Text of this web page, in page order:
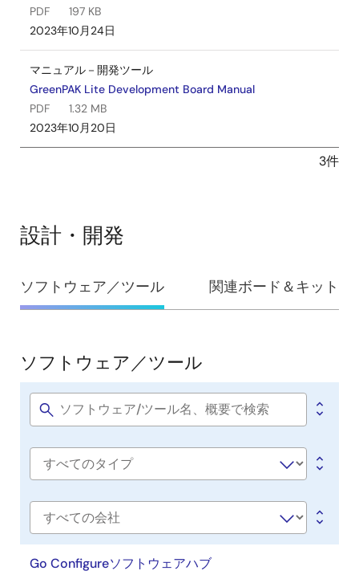
PDF
197 KB
2023年10月24日
マニュアル－開発ツール
GreenPAK Lite Development Board Manual
PDF
1.32 MB
2023年10月20日
3件
設計・開発
設
計・
発
ソフトウェア／ツール 関連ボード＆キット
ソ
フ
ト
ウ
ア
／
ツ
ー
ル
ソフトウェア／ツール
Software
Software
社
名
Go Configureソフトウェアハブ